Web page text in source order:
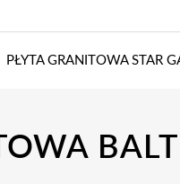
PŁYTA GRANITOWA STAR